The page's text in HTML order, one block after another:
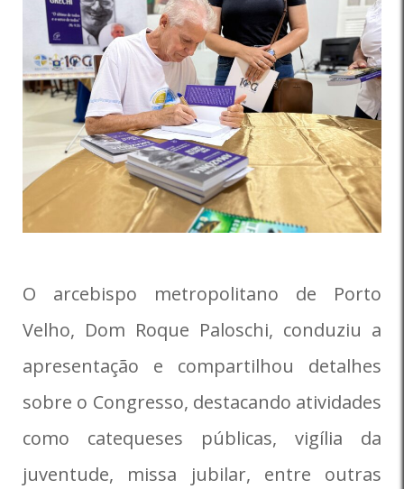
O arcebispo metropolitano de Porto
Velho, Dom Roque Paloschi, conduziu a
apresentação e compartilhou detalhes
sobre o Congresso, destacando atividades
como catequeses públicas, vigília da
juventude, missa jubilar, entre outras